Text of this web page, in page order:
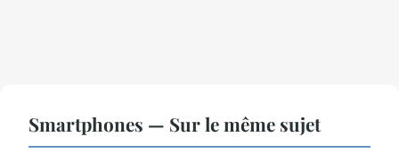
Smartphones — Sur le même sujet